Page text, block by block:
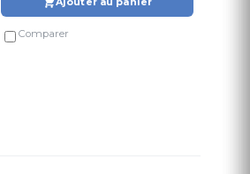
Comparer